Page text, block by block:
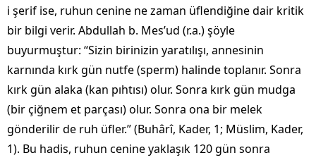
i şerif ise, ruhun cenine ne zaman üflendiğine dair kritik
bir bilgi verir. Abdullah b. Mes’ud (r.a.) şöyle
buyurmuştur: “Sizin birinizin yaratılışı, annesinin
karnında kırk gün nutfe (sperm) halinde toplanır. Sonra
kırk gün alaka (kan pıhtısı) olur. Sonra kırk gün mudga
(bir çiğnem et parçası) olur. Sonra ona bir melek
gönderilir de ruh üfler.” (Buhârî, Kader, 1; Müslim, Kader,
1). Bu hadis, ruhun cenine yaklaşık 120 gün sonra